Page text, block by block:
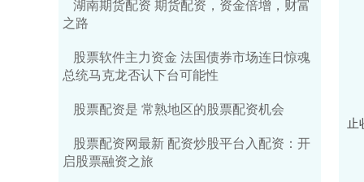
止
湖南期货配资 期货配资，资金倍增，财富
之路
股票软件主力资金 法国债券市场连日惊魂
总统马克龙否认下台可能性
股票配资是 常熟地区的股票配资机会
股票配资网最新 配资炒股平台入配资：开
启股票融资之旅